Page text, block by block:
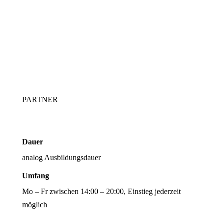
PARTNER
Dauer
analog Ausbildungsdauer
Umfang
Mo – Fr zwischen 14:00 – 20:00, Einstieg jederzeit
möglich